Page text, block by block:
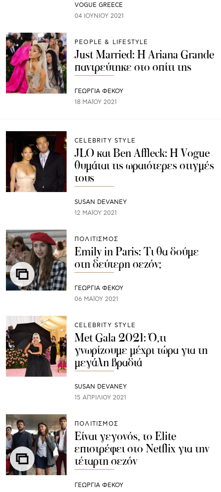
VOGUE GREECE
04 ΙΟΥΝΊΟΥ 2021
PEOPLE & LIFESTYLE
Just Married: H Ariana Grande
παντρεύτηκε στο σπίτι της
ΓΕΩΡΓΙΑ ΦΕΚΟΥ
18 ΜΑΪ́ΟΥ 2021
CELEBRITY STYLE
JLO και Ben Affleck: H Vogue
θυμάται τις ωραιότερες στιγμές
τους
SUSAN DEVANEY
12 ΜΑΪ́ΟΥ 2021
ΠΟΛΙΤΙΣΜΟΣ
Emily in Paris: Τι θα δούμε
στη δεύτερη σεζόν;
ΓΕΩΡΓΙΑ ΦΕΚΟΥ
06 ΜΑΪ́ΟΥ 2021
CELEBRITY STYLE
Met Gala 2021: Ό,τι
γνωρίζουμε μέχρι τώρα για τη
μεγάλη βραδιά
SUSAN DEVANEY
15 ΑΠΡΙΛΊΟΥ 2021
ΠΟΛΙΤΙΣΜΟΣ
Eίναι γεγονός, το Elite
επιστρέφει στο Netflix για την
τέταρτη σεζόν
ΓΕΩΡΓΙΑ ΦΕΚΟΥ